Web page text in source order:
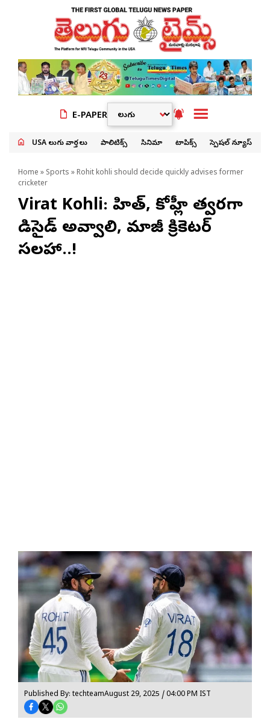
E-PAPER
USA తెలుగు వార్తలు పాలిటిక్స్ సినిమా టాపిక్స్ స్పెషల్ న్యూస్
Home » Sports » Rohit kohli should decide quickly advises former
cricketer
Virat Kohli: రోహిత్, కోహ్లీ త్వరగా
డిసైడ్ అవ్వాలి, మాజీ క్రికెటర్
సలహా..!
Published By: techteamAugust 29, 2025 / 04:00 PM IST